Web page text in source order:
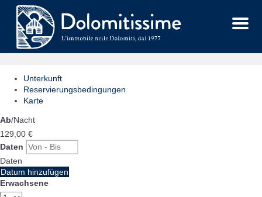
Menu
Unterkunft
Reservierungsbedingungen
Karte
Ab/Nacht
129, 00 €
Daten
Daten
Datum hinzufügen
Erwachsene